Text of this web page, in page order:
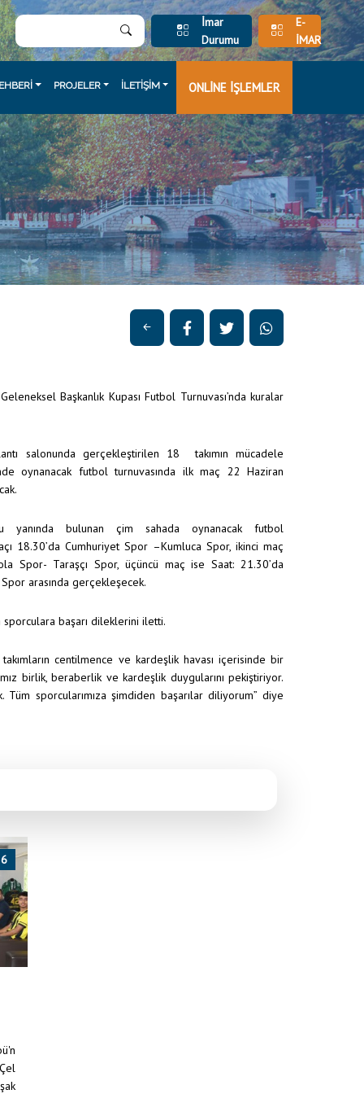
İmar
Durumu
E-
İMAR
PROJELER İLETİŞİM ONLİNE İŞLEMLER
Başkanlık Kupası Futbol Turnuvası’nda kuralar
salonunda gerçekleştirilen 18 takımın mücadele
oynanacak futbol turnuvasında ilk maç 22 Haziran
yanında bulunan çim sahada oynanacak futbol
18.30’da Cumhuriyet Spor –Kumluca Spor, ikinci maç
Spor- Taraşçı Spor, üçüncü maç ise Saat: 21.30’da
arasında gerçekleşecek.
sporculara başarı dileklerini iletti.
centilmence ve kardeşlik havası içerisinde bir
birlik, beraberlik ve kardeşlik duygularını pekiştiriyor.
sporcularımıza şimdiden başarılar diliyorum” diye